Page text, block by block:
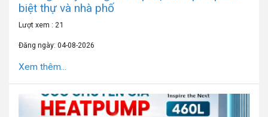
biệt thự và nhà phố
Lượt xem : 21
Đăng ngày: 04-08-2026
Xem thêm...